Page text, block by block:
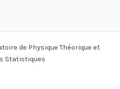
de Physique Théorique et
Statistiques